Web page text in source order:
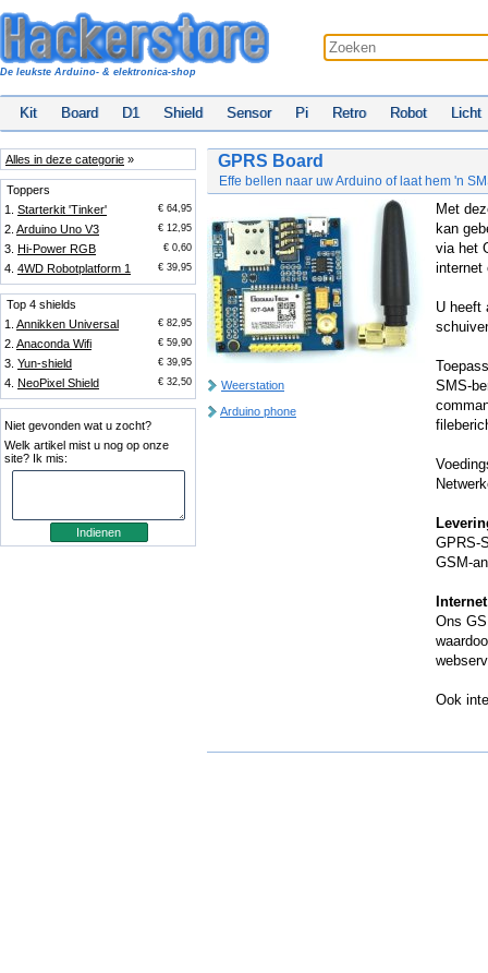
De leukste Arduino- & elektronica-shop
Kit Board D1 Shield Sensor Pi Retro Robot Licht
Alles in deze categorie »
Toppers
1. Starterkit 'Tinker' € 64,95
2. Arduino Uno V3 € 12,95
3. Hi-Power RGB € 0,60
4. 4WD Robotplatform 1 € 39,95
Top 4 shields
1. Annikken Universal € 82,95
2. Anaconda Wifi € 59,90
3. Yun-shield € 39,95
4. NeoPixel Shield € 32,50
Niet gevonden wat u zocht?
Welk artikel mist u nog op onze
site? Ik mis:
GPRS Board
Effe bellen naar uw Arduino of laat hem 'n
Weerstation
Arduino phone
Met
kan
via het
internet
U heeft
SMS-
GPRS-
GSM-
Internet
Ons
Ook